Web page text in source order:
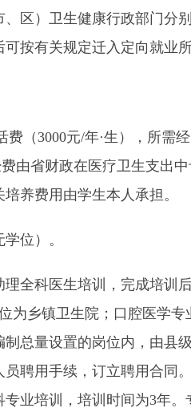
区）卫生健康行政部门分
按有关规定迁入定向就业所
（3000元/年·生），所需
由省财政在医疗卫生支出
养费用由学生本人承担。
位）。
全科医生培训，完成培训
为乡镇卫生院；口腔医学专
总量设置的岗位内，由县
聘用手续，订立聘用合同
业培训，培训时间为3年。